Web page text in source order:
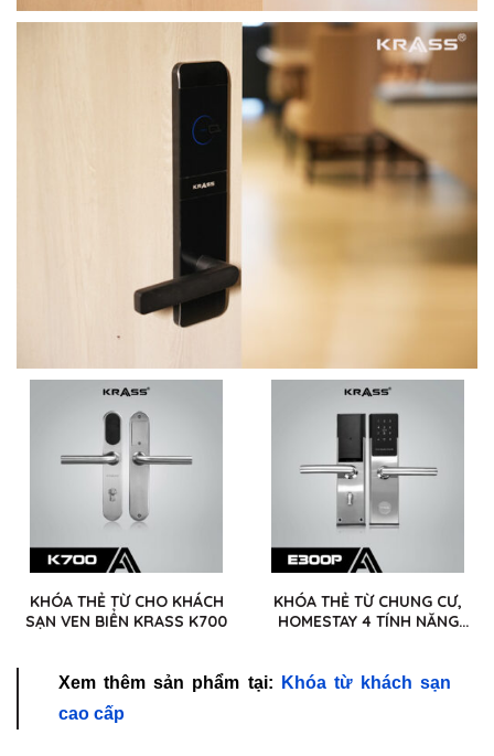
KHÓA THẺ TỪ CHO KHÁCH
SẠN VEN BIỂN KRASS K700
KHÓA THẺ TỪ CHUNG CƯ,
HOMESTAY 4 TÍNH NĂNG
Xem thêm sản phẩm tại:
Khóa từ khách sạn
cao cấp